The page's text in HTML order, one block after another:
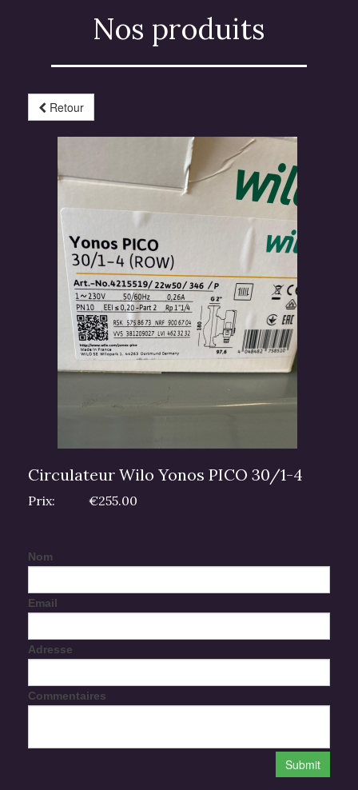
Nos produits
Retour
Circulateur Wilo Yonos PICO 30/1-4
Prix: €255.00
Nom
Email
Adresse
Commentaires
Submit